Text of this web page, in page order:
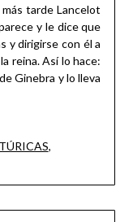
tarde Lancelot
y le dice que
y dirigirse con él a
reina. Así lo hace:
Ginebra y lo lleva
,